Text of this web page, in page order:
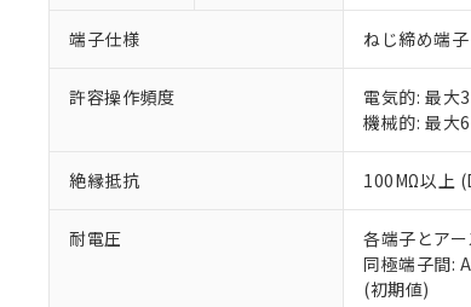
端子仕様 ねじ締め端
許容操作頻度
電気的: 最大
機械的: 最大
絶縁抵抗 100MΩ以上
耐電圧
各端子とア
同極端子間:
(初期値)
オ
在
マ
てい
お
さ
※当
い
部品在庫
※3 非
下記の非
EU RoHS
51物質の
※本証明
※2 環境
「ｅ」：
「10」：
味します
ま
たし
－
空
白